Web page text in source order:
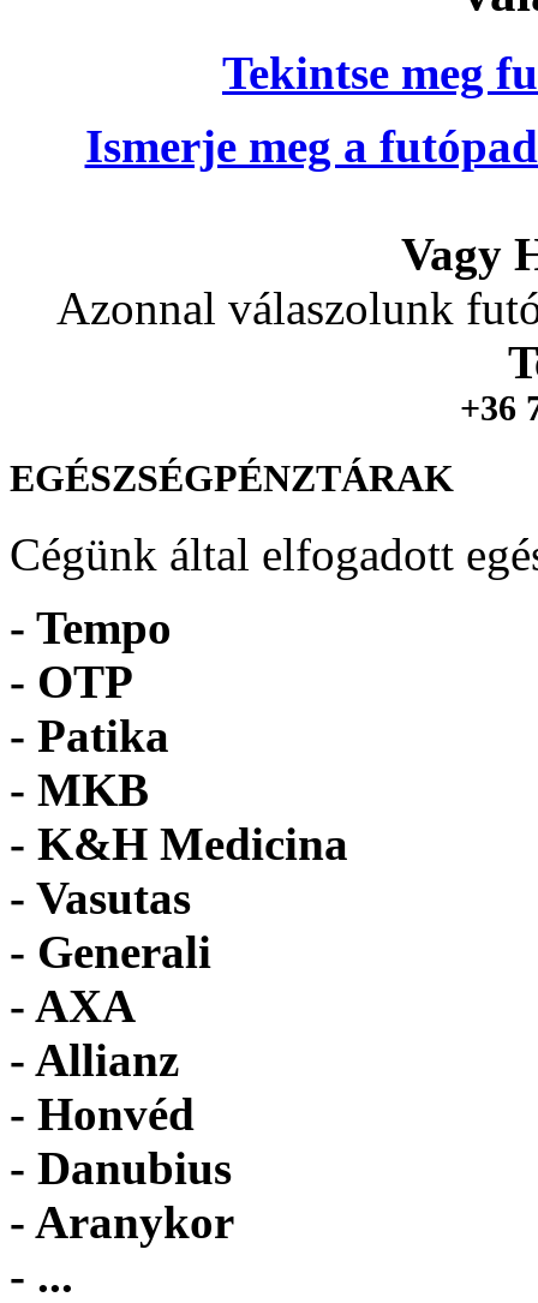
Tekintse meg
Ismerje meg a
Vagy
Azonnal válaszolunk
+36
EGÉSZSÉGPÉNZTÁRAK
Cégünk által elfogadott
- Tempo
- OTP
- Patika
- MKB
- K&H Medicina
- Vasutas
- Generali
- AXA
- Allianz
- Honvéd
- Danubius
- Aranykor
- ...